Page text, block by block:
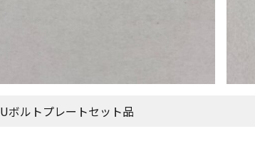
Uボルトプレートセット品